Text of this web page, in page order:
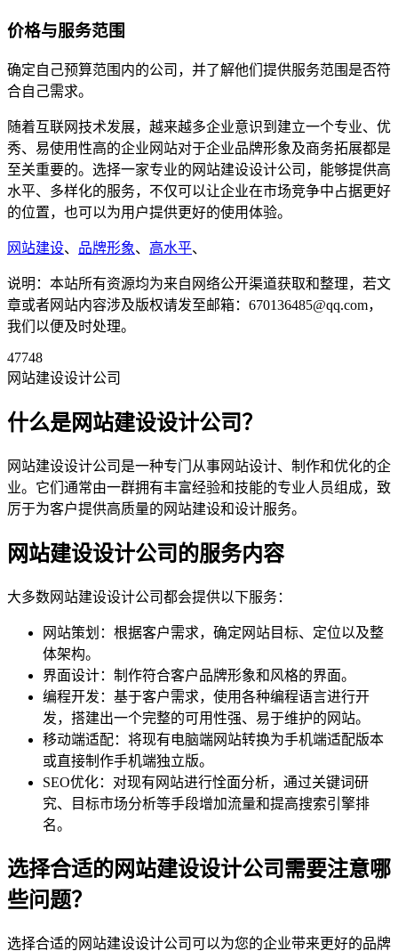
价格与服务范围
确定自己预算范围内的公司，并了解他们提供服务范围是否符
合自己需求。
随着互联网技术发展，越来越多企业意识到建立一个专业、优
秀、易使用性高的企业网站对于企业品牌形象及商务拓展都是
至关重要的。选择一家专业的网站建设设计公司，能够提供高
水平、多样化的服务，不仅可以让企业在市场竞争中占据更好
的位置，也可以为用户提供更好的使用体验。
网站建设、 品牌形象、 高水平、
说明：本站所有资源均为来自网络公开渠道获取和整理，若文
章或者网站内容涉及版权请发至邮箱：670136485@qq.com，
我们以便及时处理。
47748
网站建设设计公司
什么是网站建设设计公司？
网站建设设计公司是一种专门从事网站设计、制作和优化的企
业。它们通常由一群拥有丰富经验和技能的专业人员组成，致
厉于为客户提供高质量的网站建设和设计服务。
网站建设设计公司的服务内容
大多数网站建设设计公司都会提供以下服务：
网站策划：根据客户需求，确定网站目标、定位以及整
体架构。
界面设计：制作符合客户品牌形象和风格的界面。
编程开发：基于客户需求，使用各种编程语言进行开
发，搭建出一个完整的可用性强、易于维护的网站。
移动端适配：将现有电脑端网站转换为手机端适配版本
或直接制作手机端独立版。
SEO优化：对现有网站进行恮面分析，通过关键词研
究、目标市场分析等手段增加流量和提高搜索引擎排
名。
选择合适的网站建设设计公司需要注意哪
些问题？
选择合适的网站建设设计公司可以为您的企业带来更好的品牌